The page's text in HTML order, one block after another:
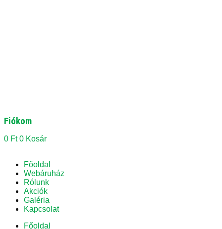
Fiókom
0 Ft 0 Kosár
Főoldal
Webáruház
Rólunk
Akciók
Galéria
Kapcsolat
Főoldal